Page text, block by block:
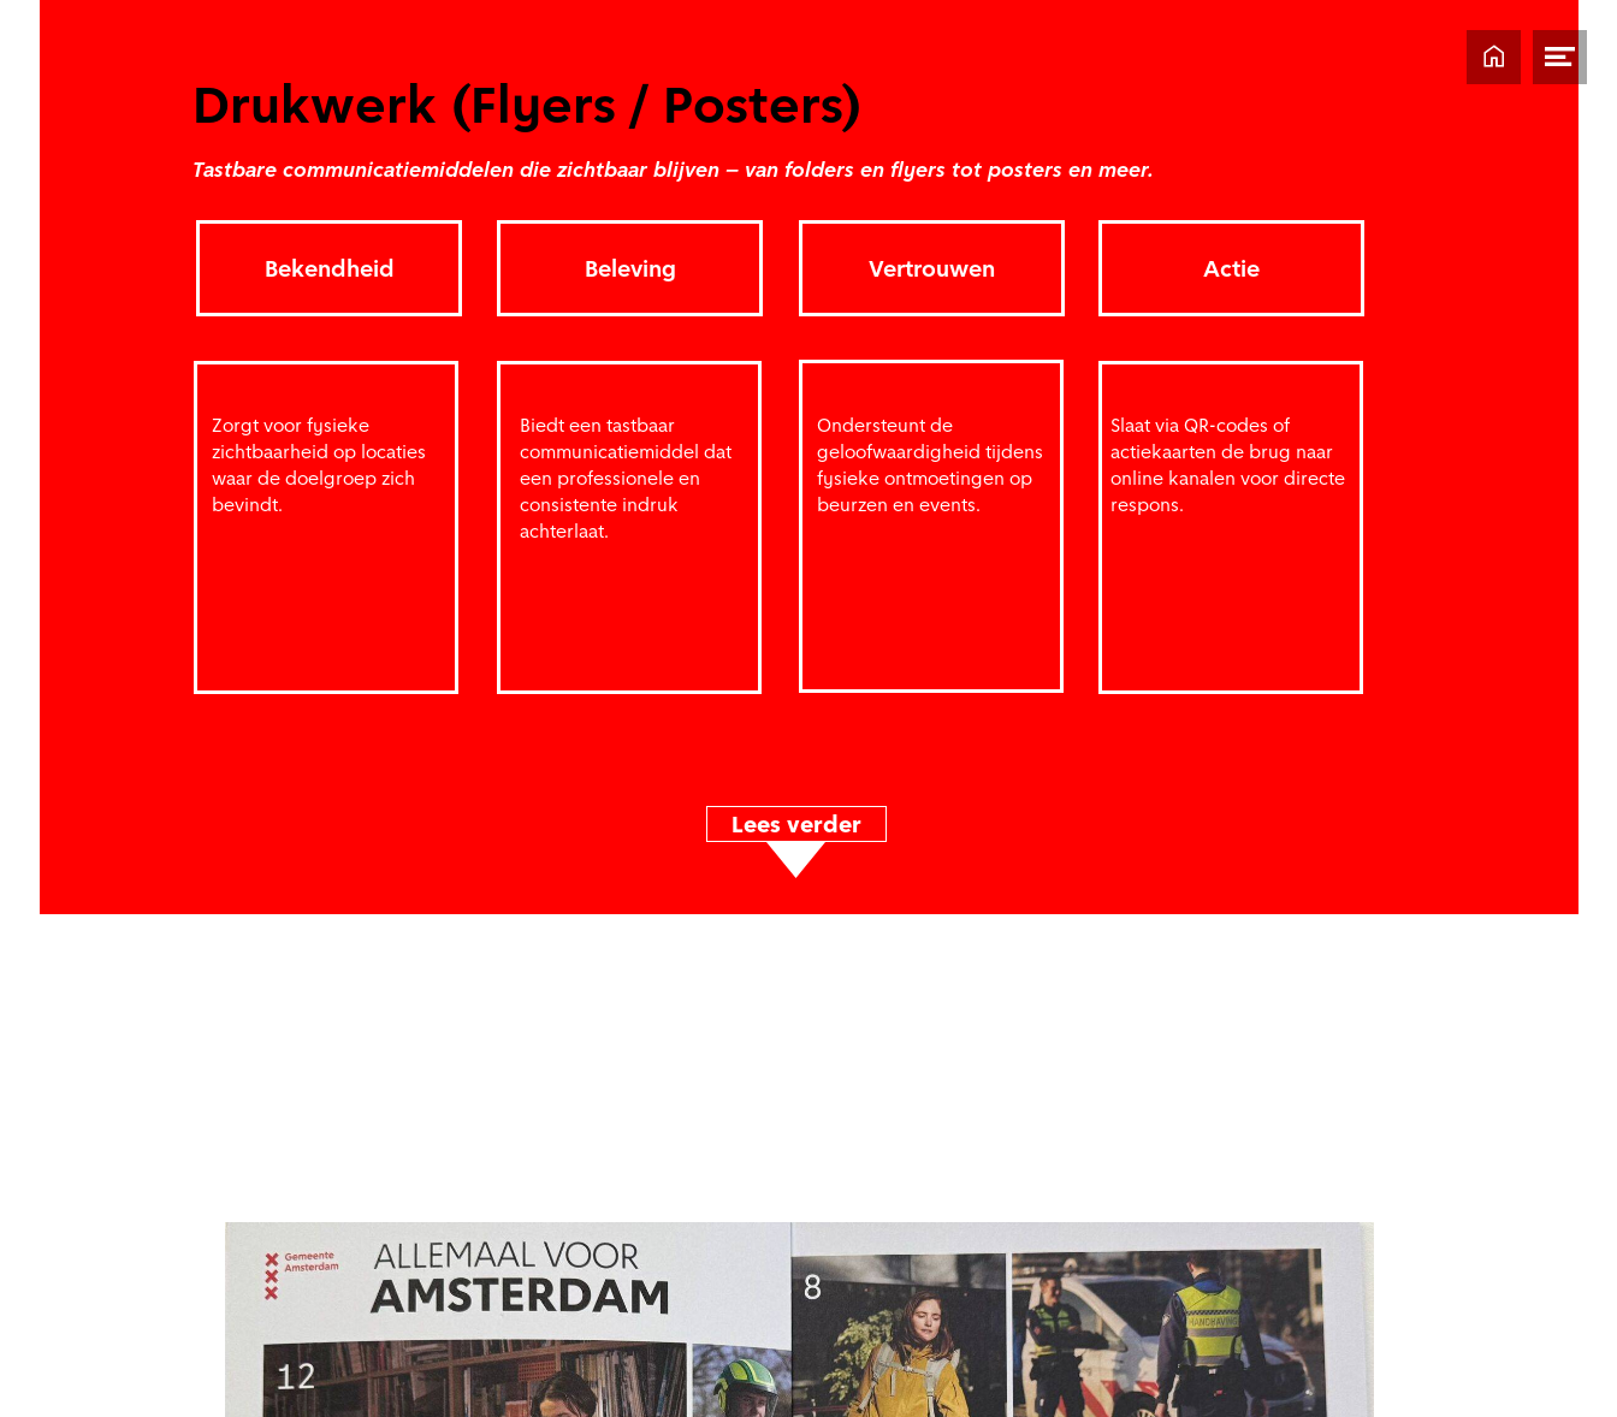
Drukwerk (Flyers / Posters)
Tastbare communicatiemiddelen die zichtbaar blijven – van folders en flyers tot posters en meer.
Bekendheid
Zorgt voor fysieke
zichtbaarheid op locaties
waar de doelgroep zich
bevindt.
Beleving
Biedt een tastbaar
communicatiemiddel dat
een professionele en
consistente indruk
achterlaat.
Vertrouwen
Ondersteunt de
geloofwaardigheid tijdens
fysieke ontmoetingen op
beurzen en events.
Actie
Slaat via QR-codes of
actiekaarten de brug naar
online kanalen voor directe
respons.
Lees verder
Home